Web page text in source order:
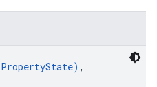
PropertyState) ,